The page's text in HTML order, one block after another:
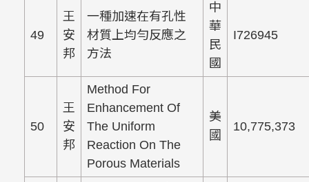
49
王
安
邦
一種加速在有孔性
材質上均勻反應之
方法
中
華
民
國
I726945
50
王
安
邦
Method For
Enhancement Of
The Uniform
Reaction On The
Porous Materials
美
國
10,775,373